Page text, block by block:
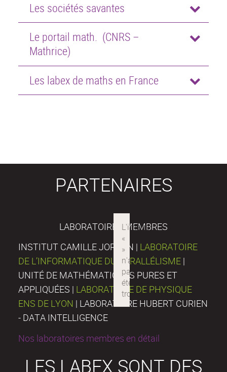
Les sociétés savantes
Le portail math. (CNRS –
Mathrice)
Les labex de maths en France
PARTENAIRES
LABORATOIRES MEMBRES
INSTITUT CAMILLE JORDAN | LABORATOIRE
DE L’INFORMATIQUE DU PARALLÉLISME |
UNITÉ DE MATHÉMATIQUES PURES ET
APPLIQUÉES | LABORATOIRE DE PHYSIQUE
ENS DE LYON | LABORATOIRE HUBERT CURIEN
- DATA INTELLIGENCE
Nos laboratoires membres en détail
LES LABEX SONT DES